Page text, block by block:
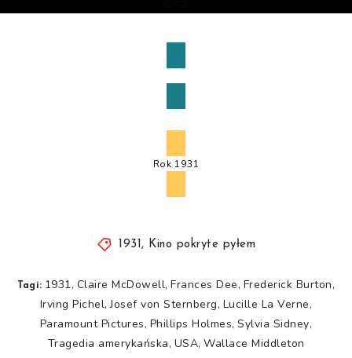
Rok 1931
1931, Kino pokryte pyłem
Tagi: 1931, Claire McDowell,Frances Dee, Frederick Burton,
Irving Pichel,Josef von Sternberg, Lucille La Verne,
Paramount Pictures, Phillips Holmes,Sylvia Sidney,
Tragedia amerykańska, USA, Wallace Middleton